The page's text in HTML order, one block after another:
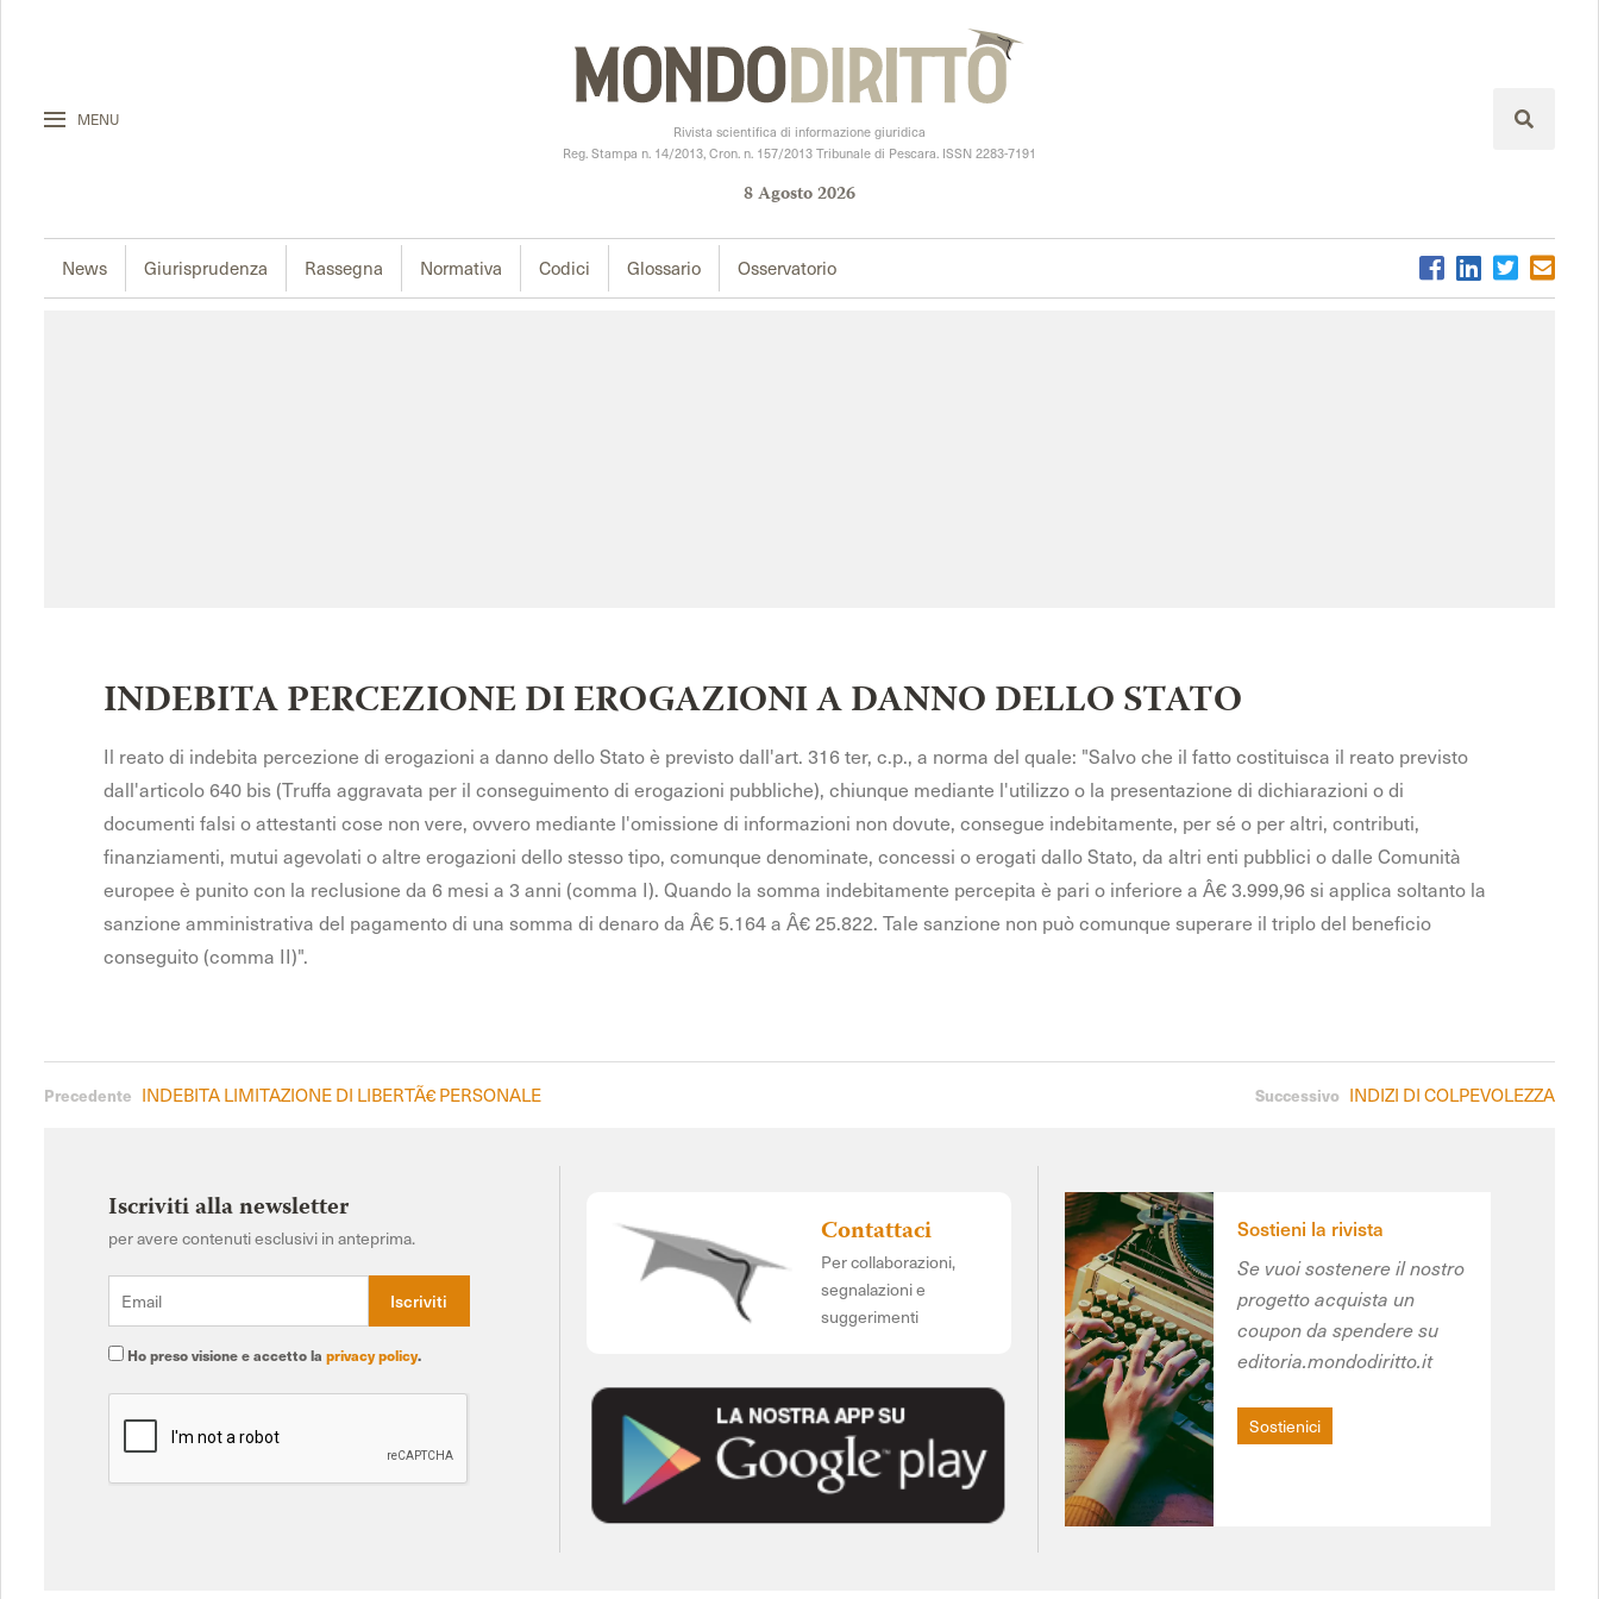
MENU
Rivista scientifica di informazione giuridica
Reg. Stampa n. 14/2013, Cron. n. 157/2013 Tribunale di Pescara. ISSN 2283-7191
8Agosto2026
News Giurisprudenza Rassegna Normativa Codici Glossario Osservatorio
INDEBITA PERCEZIONE DI EROGAZIONI A DANNO DELLO STATO
Il reato di indebita percezione di erogazioni a danno dello Stato è previsto dall'art. 316 ter, c.p., a norma del quale: "Salvo che il fatto costituisca il reato previsto
dall'articolo 640 bis (Truffa aggravata per il conseguimento di erogazioni pubbliche), chiunque mediante l'utilizzo o la presentazione di dichiarazioni o di
documenti falsi o attestanti cose non vere, ovvero mediante l'omissione di informazioni non dovute, consegue indebitamente, per sé o per altri, contributi,
finanziamenti, mutui agevolati o altre erogazioni dello stesso tipo, comunque denominate, concessi o erogati dallo Stato, da altri enti pubblici o dalle Comunità
europee è punito con la reclusione da 6 mesi a 3 anni (comma I). Quando la somma indebitamente percepita è pari o inferiore a Â€ 3.999,96 si applica soltanto la
sanzione amministrativa del pagamento di una somma di denaro da Â€ 5.164 a Â€ 25.822. Tale sanzione non può comunque superare il triplo del beneficio
conseguito (comma II)".
Precedente INDEBITA LIMITAZIONE DI LIBERTÃ€ PERSONALE Successivo INDIZI DI COLPEVOLEZZA
Iscriviti alla newsletter
per avere contenuti esclusivi in anteprima.
Ho preso visione e accetto la privacy policy.
Contattaci
Per collaborazioni,
segnalazioni e
suggerimenti
Sostieni la rivista
Se vuoi sostenere il nostro
progetto acquista un
coupon da spendere su
editoria.mondodiritto.it
Sostienici